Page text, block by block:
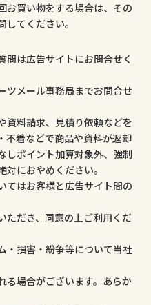
お買い物をする場合は、その
てください。
問は広告サイトにお問合せく
ツメール事務局までお問合せ
資料請求、見積り依頼などを
不着などで商品や資料が返却
しポイント加算対象外、強制
におやめください。
てはお客様と広告サイト間の
ただき、同意の上ご利用くだ
・損害・紛争等について当社
る場合がございます。あらか